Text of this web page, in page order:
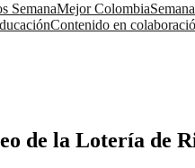
SemanaMejor Colombia
Contenido en
de la Lotería de